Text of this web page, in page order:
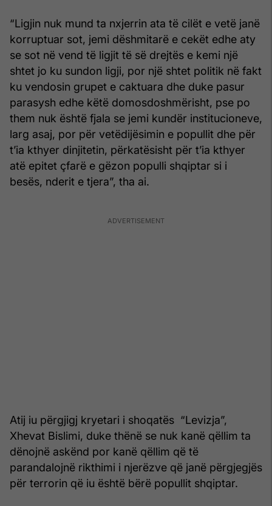
“Ligjin nuk mund ta nxjerrin ata të cilët e vetë janë
korruptuar sot, jemi dëshmitarë e cekët edhe aty
se sot në vend të ligjit të së drejtës e kemi një
shtet jo ku sundon ligji, por një shtet politik në fakt
ku vendosin grupet e caktuara dhe duke pasur
parasysh edhe këtë domosdoshmërisht, pse po
them nuk është fjala se jemi kundër institucioneve,
larg asaj, por për vetëdijësimin e popullit dhe për
t’ia kthyer dinjitetin, përkatësisht për t’ia kthyer
atë epitet çfarë e gëzon populli shqiptar si i
besës, nderit e tjera”, tha ai.
Atij iu përgjigj kryetari i shoqatës “Levizja”,
Xhevat Bislimi, duke thënë se nuk kanë qëllim ta
dënojnë askënd por kanë qëllim që të
parandalojnë rikthimi i njerëzve që janë përgjegjës
për terrorin që iu është bërë popullit shqiptar.